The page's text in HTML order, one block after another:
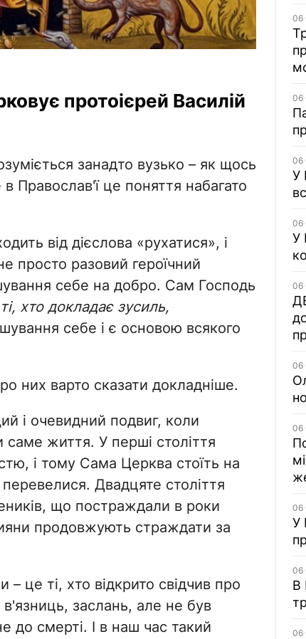
протоієрей Василій
занадто вузько – як щось
Православ'ї це поняття набагато
від дієслова «рухатися», і
просто разовий героїчний
себе на добро. Сам Господь
хто докладає зусиль,
себе і є основою всякого
них варто сказати докладніше.
і очевидний подвиг, коли
саме життя. У перші століття
і тому Сама Церква стоїть на
Двадцяте століття
що постраждали в роки
продовжують страждати за
це ті, хто відкрито свідчив про
заслань, але не був
до смерті. І в наш час такий
06
06
06
У
06
У
06
06
06
06
У
06
В
06